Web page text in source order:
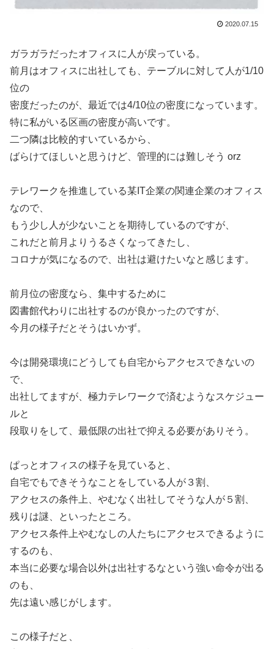
2020.07.15
ガラガラだったオフィスに人が戻っている。
前月はオフィスに出社しても、テーブルに対して人が1/10
位の
密度だったのが、最近では4/10位の密度になっています。
特に私がいる区画の密度が高いです。
二つ隣は比較的すいているから、
ばらけてほしいと思うけど、管理的には難しそう orz
テレワークを推進している某IT企業の関連企業のオフィス
なので、
もう少し人が少ないことを期待しているのですが、
これだと前月よりうるさくなってきたし、
コロナが気になるので、出社は避けたいなと感じます。
前月位の密度なら、集中するために
図書館代わりに出社するのが良かったのですが、
今月の様子だとそうはいかず。
今は開発環境にどうしても自宅からアクセスできないの
で、
出社してますが、極力テレワークで済むようなスケジュー
ルと
段取りをして、最低限の出社で抑える必要がありそう。
ぱっとオフィスの様子を見ていると、
自宅でもできそうなことをしている人が３割、
アクセスの条件上、やむなく出社してそうな人が５割、
残りは謎、といったところ。
アクセス条件上やむなしの人たちにアクセスできるように
するのも、
本当に必要な場合以外は出社するなという強い命令が出る
のも、
先は遠い感じがします。
この様子だと、